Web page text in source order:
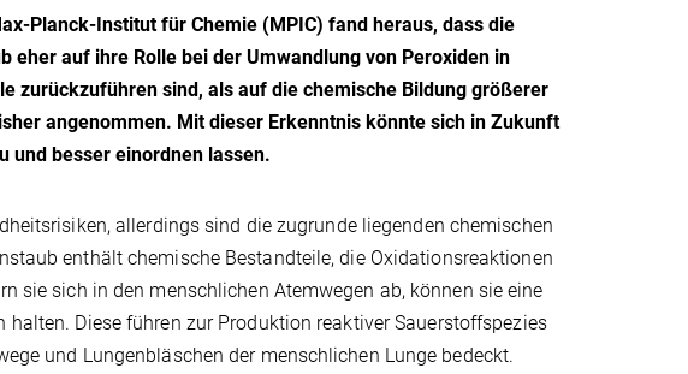
Planck-Institut für Chemie (MPIC) fand heraus, dass die
eher auf ihre Rolle bei der Umwandlung von Peroxiden in
zurückzuführen sind, als auf die chemische Bildung größerer
angenommen. Mit dieser Erkenntnis könnte sich in Zukunft
und besser einordnen lassen.
allerdings sind die zugrunde liegenden chemischen
enthält chemische Bestandteile, die Oxidationsreaktionen
sie sich in den menschlichen Atemwegen ab, können sie eine
Diese führen zur Produktion reaktiver Sauerstoffspezies
und Lungenbläschen der menschlichen Lunge bedeckt.